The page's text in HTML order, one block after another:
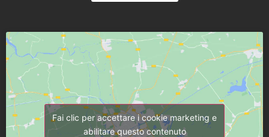
Fai clic per accettare i cookie marketing e
abilitare questo contenuto